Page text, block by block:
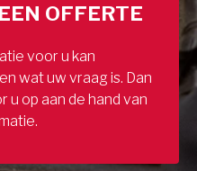
OFFERTE
voor u kan
wat uw vraag is. Dan
op aan de hand van